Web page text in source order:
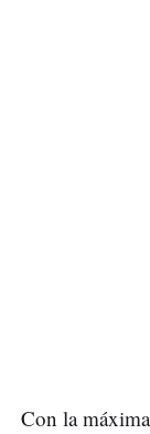
Con la